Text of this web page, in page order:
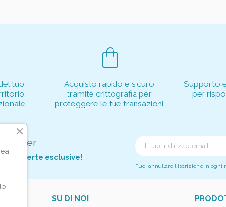
tuo
shopping_bag
Acquisto rapido e sicuro
tramite crittografia per
proteggere le tue transazioni
Supporto
per
offerte esclusive!
Puoi annullare l'iscrizione in ogni
SU DI NOI